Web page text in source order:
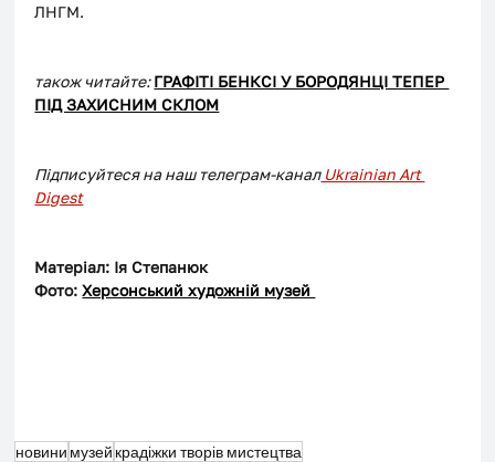
ЛНГМ.
також читайте: ГРАФІТІ БЕНКСІ У БОРОДЯНЦІ ТЕПЕР
ПІД ЗАХИСНИМ СКЛОМ
Підписуйтеся на наш телеграм-канал Ukrainian Art
Digest
Матеріал: Ія Степанюк
Фото: Херсонський художній музей
новини музей крадіжки творів мистецтва